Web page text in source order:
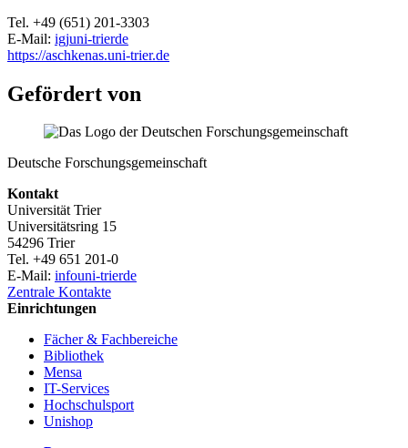
Tel. +49 (651) 201-3303
E-Mail: igjuni-trierde
https://aschkenas.uni-trier.de
Gefördert von
Deutsche Forschungsgemeinschaft
Kontakt
Universität Trier
Universitätsring 15
54296 Trier
Tel. +49 651 201-0
E-Mail: infouni-trierde
Zentrale Kontakte
Einrichtungen
Fächer & Fachbereiche
Bibliothek
Mensa
IT-Services
Hochschulsport
Unishop